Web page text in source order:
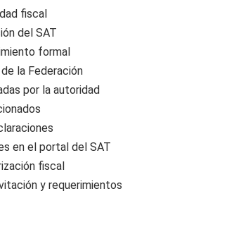
fiscal
del SAT
formal
la Federación
por la autoridad
en el portal del SAT
fiscal
y requerimientos